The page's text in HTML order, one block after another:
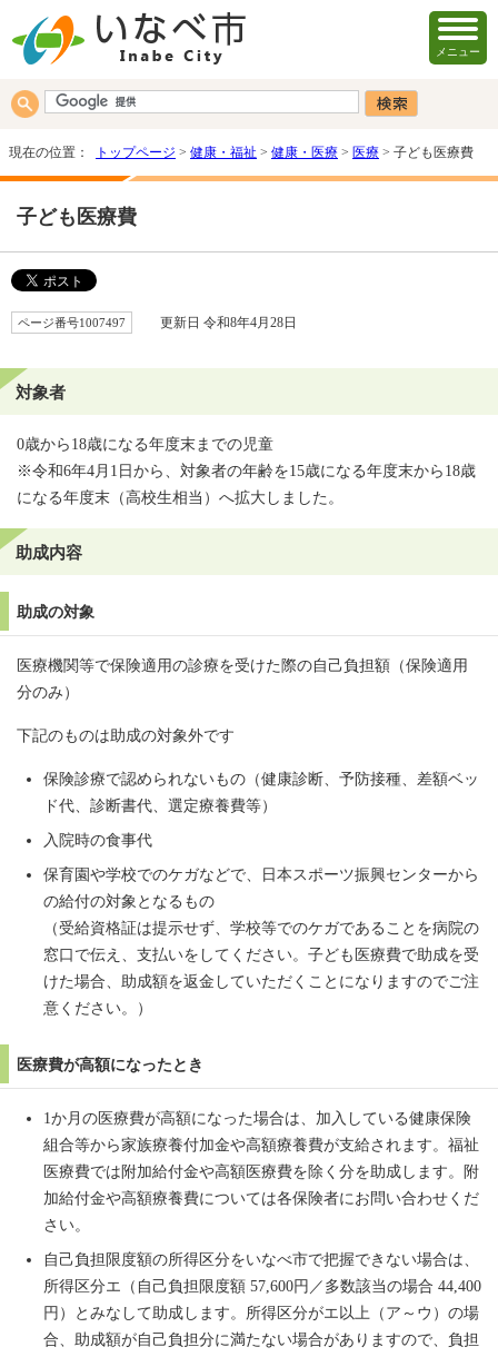
メニュー
現在の位置： トップページ > 健康・福祉 > 健康・医療 > 医療 > 子ども医療費
子ども医療費
ページ番号1007497 更新日 令和8年4月28日
対象者
0歳から18歳になる年度末までの児童
※令和6年4月1日から、対象者の年齢を15歳になる年度末から18歳
になる年度末（高校生相当）へ拡大しました。
助成内容
助成の対象
医療機関等で保険適用の診療を受けた際の自己負担額（保険適用
分のみ）
下記のものは助成の対象外です
保険診療で認められないもの（健康診断、予防接種、差額ベッ
ド代、診断書代、選定療養費等）
入院時の食事代
保育園や学校でのケガなどで、日本スポーツ振興センターから
の給付の対象となるもの
（受給資格証は提示せず、学校等でのケガであることを病院の
窓口で伝え、支払いをしてください。子ども医療費で助成を受
けた場合、助成額を返金していただくことになりますのでご注
意ください。）
医療費が高額になったとき
1か月の医療費が高額になった場合は、加入している健康保険
組合等から家族療養付加金や高額療養費が支給されます。福祉
医療費では附加給付金や高額医療費を除く分を助成します。附
加給付金や高額療養費については各保険者にお問い合わせくだ
さい。
自己負担限度額の所得区分をいなべ市で把握できない場合は、
所得区分エ（自己負担限度額 57,600円／多数該当の場合 44,400
円）とみなして助成します。所得区分がエ以上（ア～ウ）の場
合、助成額が自己負担分に満たない場合がありますので、負担